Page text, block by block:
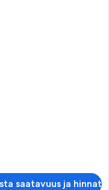
saatavuus ja hinnat